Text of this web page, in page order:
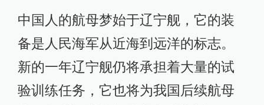
中国人的航母梦始于辽宁舰，它的装
备是人民海军从近海到远洋的标志。
新的一年辽宁舰仍将承担着大量的试
验训练任务，它也将为我国后续航母